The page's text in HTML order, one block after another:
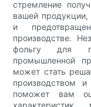
стремление
вашей
и
производстве.
фольгу для
промышленной
может стать
производством
поможет вам